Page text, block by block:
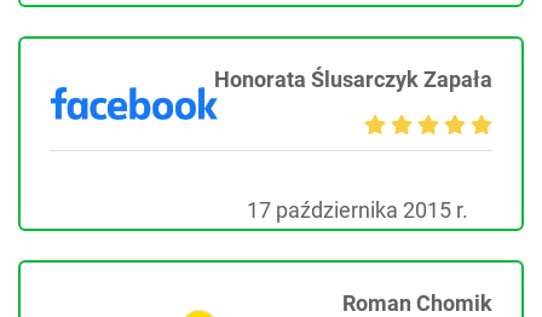
Honorata Ślusarczyk Zapała
17 października 2015 r.
Roman Chomik